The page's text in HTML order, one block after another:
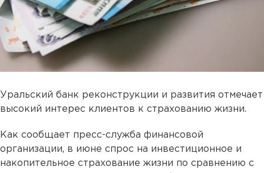
Уральский банк реконструкции и развития отмечает
высокий интерес клиентов к страхованию жизни.
Как сообщает пресс-служба финансовой
организации, в июне спрос на инвестиционное и
накопительное страхование жизни по сравнению с